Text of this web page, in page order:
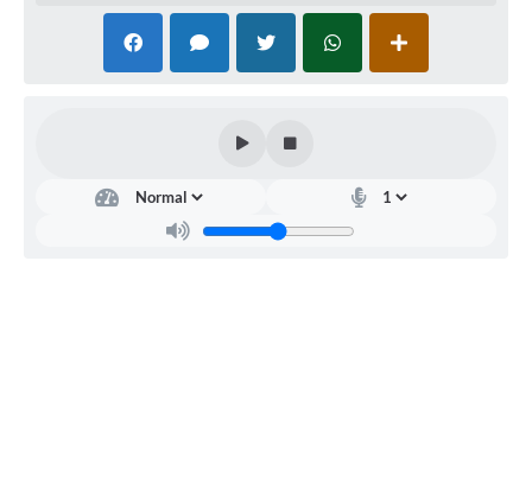
Retificação de Edital:
http://www.ibira.sp.gov.br/imgeditor/Ibirá - Convocação